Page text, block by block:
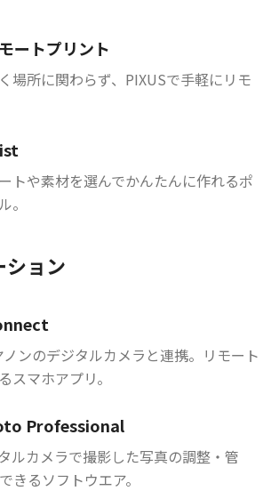
ートプリント
場所に関わらず、PIXUSで手軽にリモ
トや素材を選んでかんたんに作れるポ
。
ション
ンのデジタルカメラと連携。リモート
スマホアプリ。
Professional
ルカメラで撮影した写真の調整・管
きるソフトウエア。